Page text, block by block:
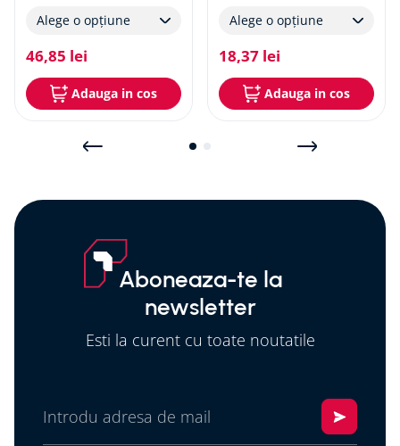
Alege o opțiune
46,85 lei
Adauga in cos
Alege o opțiune
18,37 lei
Adauga in cos
Aboneaza-te la
newsletter
Esti la curent cu toate noutatile